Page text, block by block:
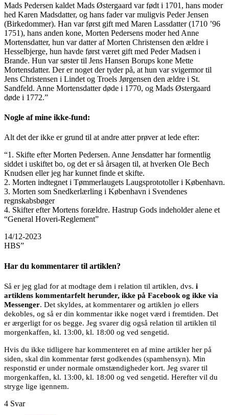
Mads Pedersen kaldet Mads Østergaard var født i 1701, hans moder
hed Karen Madsdatter, og hans fader var muligvis Peder Jensen
(Birkedommer). Han var først gift med Maren Lassdatter (1710 ’96
1751), hans anden kone, Morten Pedersens moder hed Anne
Mortensdatter, hun var datter af Morten Christensen den ældre i
Hesselbjerge, hun havde først været gift med Peder Madsen i
Brande. Hun var søster til Jens Hansen Borups kone Mette
Mortensdatter. Der er noget der tyder på, at hun var svigermor til
Jens Christensen i Lindet og Troels Jørgensen den ældre i St.
Sandfeld. Anne Mortensdatter døde i 1770, og Mads Østergaard
døde i 1772.”
Nogle af mine ikke-fund:
Alt det der ikke er grund til at andre atter prøver at lede efter:
“1. Skifte efter Morten Pedersen. Anne Jensdatter har formentlig
siddet i uskiftet bo, og det er så årsagen til, at hverken Ole Bech
Knudsen eller jeg har kunnet finde et skifte.
2. Morten indtegnet i Tømmerlaugets Laugsprototoller i København.
3. Morten som Snedkerlærling i København i Svendenes
regnskabsbøger
4. Skifter efter Mortens forældre. Hastrup Gods indeholder alene et
“General Hoveri-Reglement”
14/12-2023
HBS”
Har du kommentarer til artiklen?
Så er jeg glad for at modtage dem i relation til artiklen, dvs. i
artiklens kommentarfelt herunder, ikke på Facebook og ikke via
Messenger. Det skyldes, at kommentarer og artiklen jo ellers
dekobles, og så er din kommentar ikke noget værd i fremtiden. Det
er ærgerligt for os begge. Jeg svarer dig også relation til artiklen til
morgenkaffen, kl. 13:00, kl. 18:00 og ved sengetid.
Hvis du ikke tidligere har kommenteret en af mine artikler her på
siden, skal din kommentar først godkendes (spamhensyn). Min
responstid er under normale omstændigheder kort. Jeg svarer til
morgenkaffen, kl. 13:00, kl. 18:00 og ved sengetid. Herefter vil du
stryge lige igennem.
4 Svar